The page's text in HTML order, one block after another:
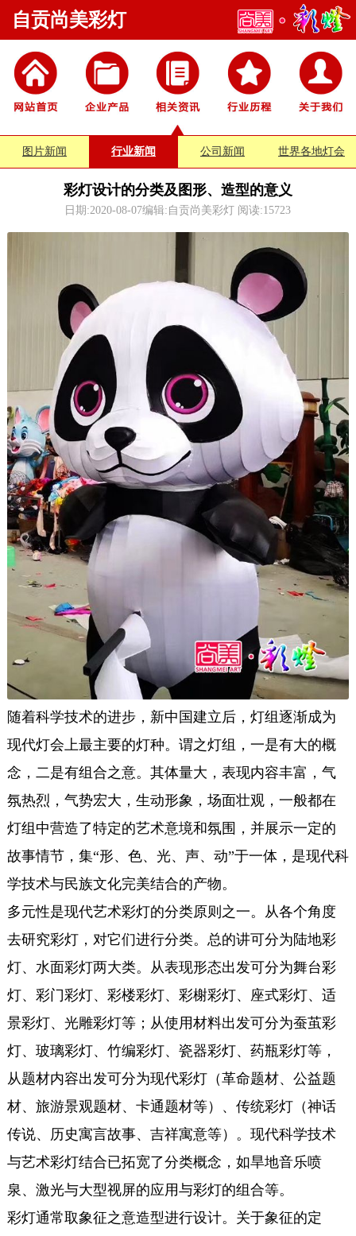
自贡尚美彩灯
图片新闻 行业新闻 公司新闻 世界各地灯会
彩灯设计的分类及图形、造型的意义
日期:2020-08-07编辑:自贡尚美彩灯 阅读:15723
随着科学技术的进步，新中国建立后，灯组逐渐成为
现代灯会上最主要的灯种。谓之灯组，一是有大的概
念，二是有组合之意。其体量大，表现内容丰富，气
氛热烈，气势宏大，生动形象，场面壮观，一般都在
灯组中营造了特定的艺术意境和氛围，并展示一定的
故事情节，集“形、色、光、声、动”于一体，是现代科
学技术与民族文化完美结合的产物。
多元性是现代艺术彩灯的分类原则之一。从各个角度
去研究彩灯，对它们进行分类。总的讲可分为陆地彩
灯、水面彩灯两大类。从表现形态出发可分为舞台彩
灯、彩门彩灯、彩楼彩灯、彩榭彩灯、座式彩灯、适
景彩灯、光雕彩灯等；从使用材料出发可分为蚕茧彩
灯、玻璃彩灯、竹编彩灯、瓷器彩灯、药瓶彩灯等，
从题材内容出发可分为现代彩灯（革命题材、公益题
材、旅游景观题材、卡通题材等）、传统彩灯（神话
传说、历史寓言故事、吉祥寓意等）。现代科学技术
与艺术彩灯结合已拓宽了分类概念，如旱地音乐喷
泉、激光与大型视屏的应用与彩灯的组合等。
彩灯通常取象征之意造型进行设计。关于象征的定